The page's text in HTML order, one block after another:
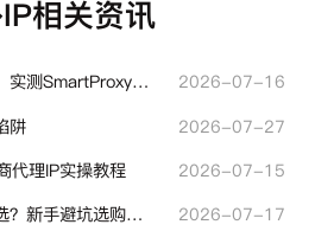
相关资讯
海外住宅IP常见问题解答：实测SmartProxy使用经验分享
2026-07-16
阱
2026-07-27
代理IP实操教程
2026-07-15
海外美国住宅代理IP怎么选？新手避坑选购指南
2026-07-17